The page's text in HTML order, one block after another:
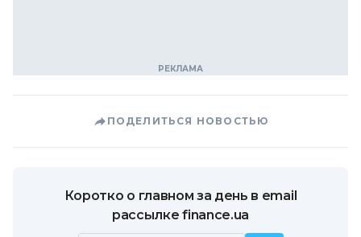
ПОДЕЛИТЬСЯ НОВОСТЬЮ
Коротко о главном за день в email
рассылке finance.ua